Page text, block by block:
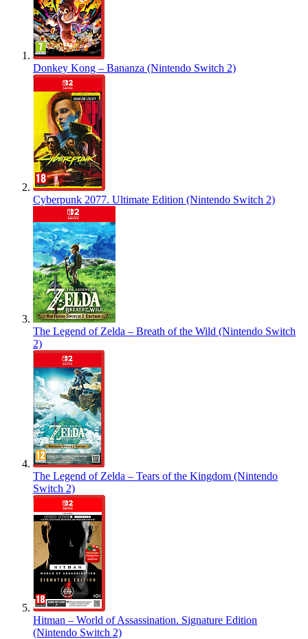
Donkey Kong – Bananza (Nintendo Switch 2)
Cyberpunk 2077. Ultimate Edition (Nintendo Switch 2)
The Legend of Zelda – Breath of the Wild (Nintendo Switch
2)
The Legend of Zelda – Tears of the Kingdom (Nintendo
Switch 2)
Hitman – World of Assassination. Signature Edition
(Nintendo Switch 2)